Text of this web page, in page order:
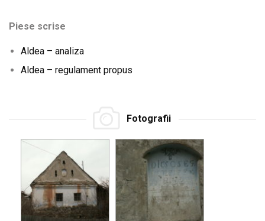
Piese scrise
Aldea – analiza
Aldea – regulament propus
Fotografii